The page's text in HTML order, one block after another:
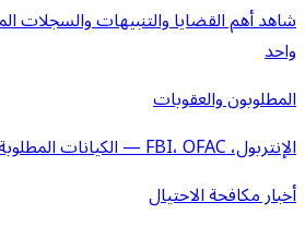
شاهد أهم القضايا والتنبيهات والسجلات
واحد
المطلوبون والعقوبات
الإنتربول، FBI، OFAC — الكيانات المطلوبة والمعاقَبة
أخبار مكافحة الاحتيال